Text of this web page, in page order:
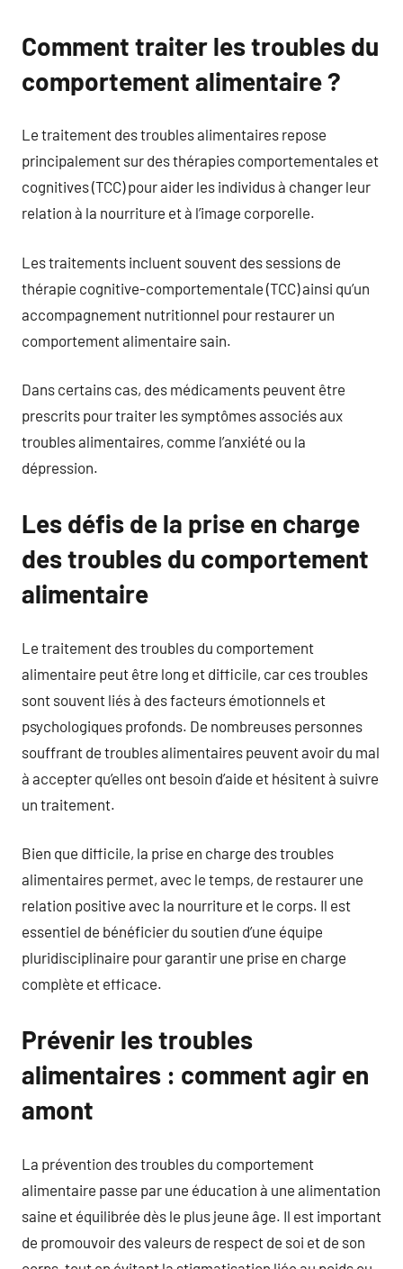
Comment traiter les troubles du
comportement alimentaire ?
Le traitement des troubles alimentaires repose
principalement sur des thérapies comportementales et
cognitives (TCC) pour aider les individus à changer leur
relation à la nourriture et à l’image corporelle.
Les traitements incluent souvent des sessions de
thérapie cognitive-comportementale (TCC) ainsi qu’un
accompagnement nutritionnel pour restaurer un
comportement alimentaire sain.
Dans certains cas, des médicaments peuvent être
prescrits pour traiter les symptômes associés aux
troubles alimentaires, comme l’anxiété ou la
dépression.
Les défis de la prise en charge
des troubles du comportement
alimentaire
Le traitement des troubles du comportement
alimentaire peut être long et difficile, car ces troubles
sont souvent liés à des facteurs émotionnels et
psychologiques profonds. De nombreuses personnes
souffrant de troubles alimentaires peuvent avoir du mal
à accepter qu’elles ont besoin d’aide et hésitent à suivre
un traitement.
Bien que difficile, la prise en charge des troubles
alimentaires permet, avec le temps, de restaurer une
relation positive avec la nourriture et le corps. Il est
essentiel de bénéficier du soutien d’une équipe
pluridisciplinaire pour garantir une prise en charge
complète et efficace.
Prévenir les troubles
alimentaires : comment agir en
amont
La prévention des troubles du comportement
alimentaire passe par une éducation à une alimentation
saine et équilibrée dès le plus jeune âge. Il est important
de promouvoir des valeurs de respect de soi et de son